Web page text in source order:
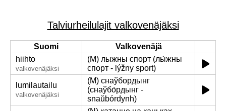
Talviurheilulajit valkovenäjäksi
Suomi
Valkovenäjä
hiihto
valkovenäjäksi
(M) лыжны спорт (лы́жны
спорт - lýžny sport)
lumilautailu
valkovenäjäksi
(M) снаўбордынг
(снаўбо́рдынг -
snaŭbórdynh)